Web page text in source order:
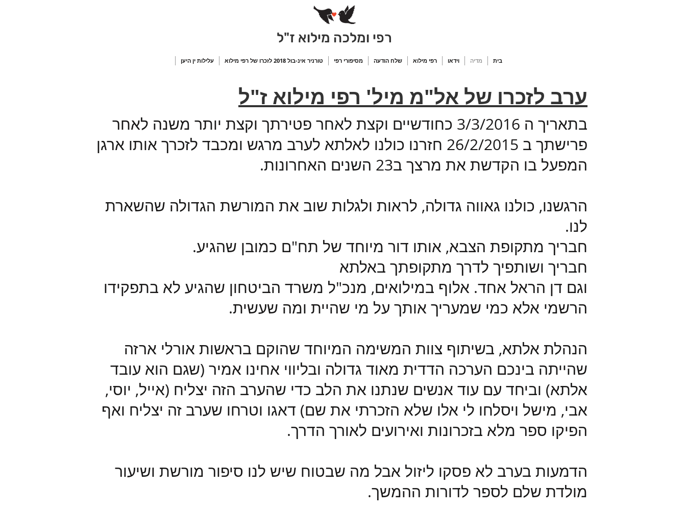
רפי ומלכה מילוא ז"ל
בית מדיה וידאו רפי מילוא שלח הודעה מסיפורי רפי טורניר אינ-בול 2018 לזכרו של רפי מילוא עלילות ין היען
ערב לזכרו של אל"מ מיל' רפי מילוא ז"ל
בתאריך ה 3/3/2016 כחודשיים וקצת לאחר פטירתך וקצת יותר משנה לאחר
פרישתך ב 26/2/2015 חזרנו כולנו לאלתא לערב מרגש ומכבד לזכרך אותו ארגן
המפעל בו הקדשת את מרצך ב23 השנים האחרונות.
הרגשנו, כולנו גאווה גדולה, לראות ולגלות שוב את המורשת הגדולה שהשארת
לנו.
חבריך מתקופת הצבא, אותו דור מיוחד של תח"ם כמובן שהגיע.
חבריך ושותפיך לדרך מתקופתך באלתא
וגם דן הראל אחד. אלוף במילואים, מנכ"ל משרד הביטחון שהגיע לא בתפקידו
הרשמי אלא כמי שמעריך אותך על מי שהיית ומה שעשית.
הנהלת אלתא, בשיתוף צוות המשימה המיוחד שהוקם בראשות אורלי ארזה
שהייתה בינכם הערכה הדדית מאוד גדולה ובליווי אחינו אמיר (שגם הוא עובד
אלתא) וביחד עם עוד אנשים שנתנו את הלב כדי שהערב הזה יצליח (אייל, יוסי,
אבי, מישל ויסלחו לי אלו שלא הזכרתי את שם) דאגו וטרחו שערב זה יצליח ואף
הפיקו ספר מלא בזכרונות ואירועים לאורך הדרך.
הדמעות בערב לא פסקו ליזול אבל מה שבטוח שיש לנו סיפור מורשת ושיעור
מולדת שלם לספר לדורות ההמשך.